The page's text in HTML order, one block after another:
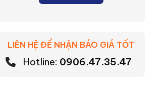
LIÊN HỆ ĐỂ NHẬN BÁO GIÁ TỐT
Hotline: 0906.47.35.47